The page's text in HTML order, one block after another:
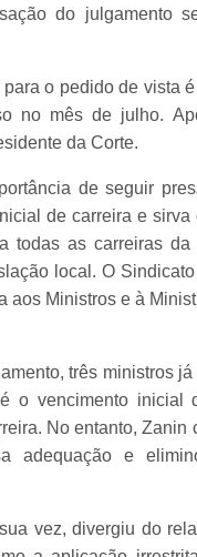
do julgamento
o pedido de vista
no mês de julho.
da Corte.
de seguir
de carreira e
todas as carreiras
local. O
aos Ministros e à
três ministros
o vencimento inicial
No entanto,
adequação e
vez, divergiu do